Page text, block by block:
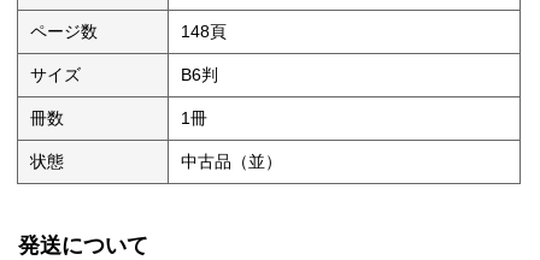
ページ数 148頁
サイズ B6判
冊数 1冊
状態 中古品（並）
発送について